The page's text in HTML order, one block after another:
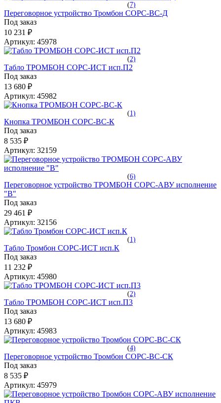
(7)
Переговорное устройство Тромбон СОРС-ВС-Д
Под заказ
10 231 ₽
Артикул: 45978
(2)
Табло ТРОМБОН СОРС-ИСТ исп.П2
Под заказ
13 680 ₽
Артикул: 45982
(1)
Кнопка ТРОМБОН СОРС-ВС-К
Под заказ
8 535 ₽
Артикул: 32159
(6)
Переговорное устройство ТРОМБОН СОРС-АВУ исполнение
"В"
Под заказ
29 461 ₽
Артикул: 32156
(1)
Табло Тромбон СОРС-ИСТ исп.К
Под заказ
11 232 ₽
Артикул: 45980
(2)
Табло ТРОМБОН СОРС-ИСТ исп.П3
Под заказ
13 680 ₽
Артикул: 45983
(4)
Переговорное устройство Тромбон СОРС-ВС-СК
Под заказ
8 535 ₽
Артикул: 45979